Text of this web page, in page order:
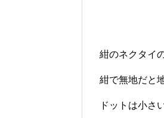
紺のネクタイ
紺で無地だと
ドットは小さ